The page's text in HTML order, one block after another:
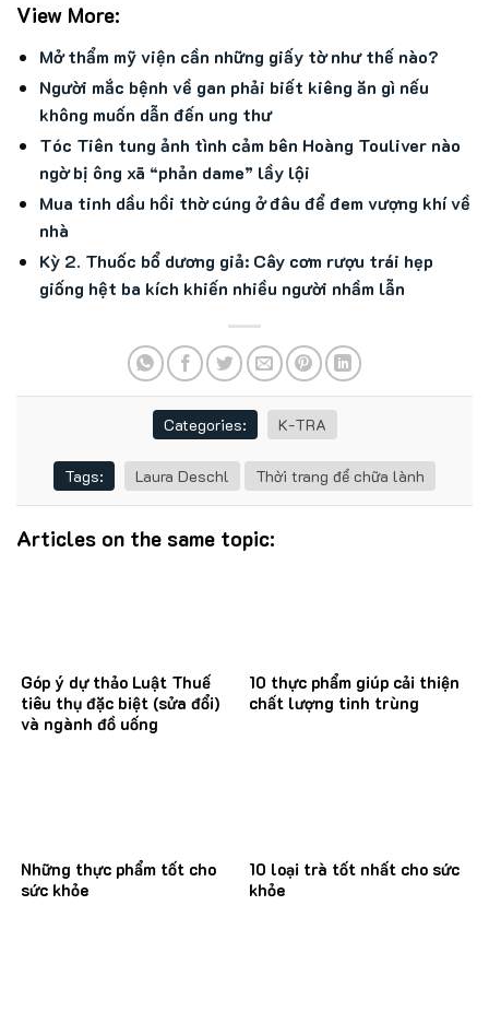
View More:
Mở thẩm mỹ viện cần những giấy tờ như thế nào?
Người mắc bệnh về gan phải biết kiêng ăn gì nếu
không muốn dẫn đến ung thư
Tóc Tiên tung ảnh tình cảm bên Hoàng Touliver nào
ngờ bị ông xã “phản dame” lầy lội
Mua tinh dầu hồi thờ cúng ở đâu để đem vượng khí về
nhà
Kỳ 2. Thuốc bổ dương giả: Cây cơm rượu trái hẹp
giống hệt ba kích khiến nhiều người nhầm lẫn
Categories: K-TRA
Tags: Laura Deschl Thời trang để chữa lành
Articles on the same topic:
Góp ý dự thảo Luật Thuế
tiêu thụ đặc biệt (sửa đổi)
và ngành đồ uống
10 thực phẩm giúp cải thiện
chất lượng tinh trùng
Những thực phẩm tốt cho
sức khỏe
10 loại trà tốt nhất cho sức
khỏe